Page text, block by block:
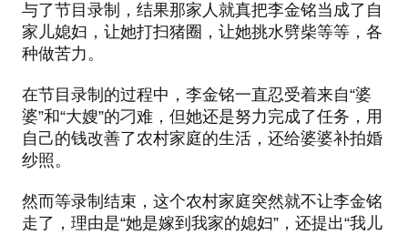
与了节目录制，结果那家人就真把李金铭当成了自
家儿媳妇，让她打扫猪圈，让她挑水劈柴等等，各
种做苦力。
在节目录制的过程中，李金铭一直忍受着来自“婆
婆”和“大嫂”的刁难，但她还是努力完成了任务，用
自己的钱改善了农村家庭的生活，还给婆婆补拍婚
纱照。
然而等录制结束，这个农村家庭突然就不让李金铭
走了，理由是“她是嫁到我家的媳妇”，还提出“我儿